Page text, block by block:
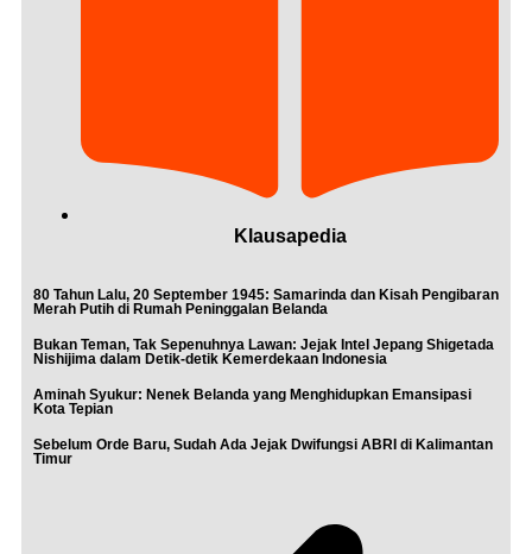
Klausapedia
80 Tahun Lalu, 20 September 1945: Samarinda dan Kisah Pengibaran
Merah Putih di Rumah Peninggalan Belanda
Bukan Teman, Tak Sepenuhnya Lawan: Jejak Intel Jepang Shigetada
Nishijima dalam Detik-detik Kemerdekaan Indonesia
Aminah Syukur: Nenek Belanda yang Menghidupkan Emansipasi
Kota Tepian
Sebelum Orde Baru, Sudah Ada Jejak Dwifungsi ABRI di Kalimantan
Timur